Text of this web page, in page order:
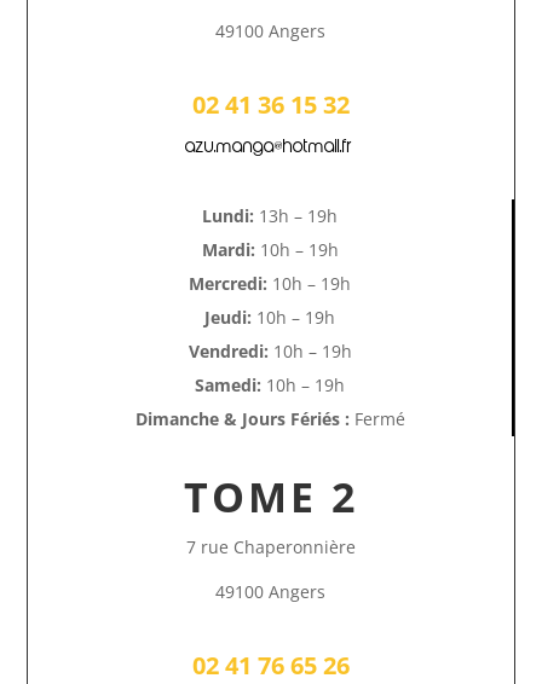
49100 Angers
02 41 36 15 32
azu.manga@hotmail.fr
Lundi: 13h – 19h
Mardi: 10h – 19h
Mercredi: 10h – 19h
Jeudi: 10h – 19h
Vendredi: 10h – 19h
Samedi: 10h – 19h
Dimanche & Jours Fériés : Fermé
TOME 2
7 rue Chaperonnière
49100 Angers
02 41 76 65 26